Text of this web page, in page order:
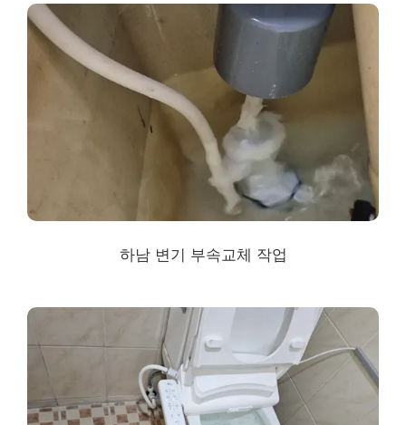
하남 변기 부속교체 작업